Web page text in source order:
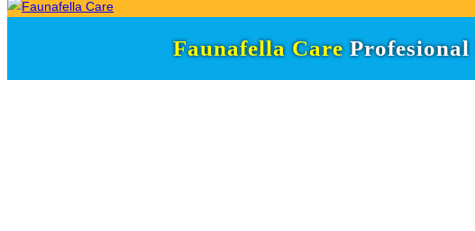
Faunafella CareProfesional